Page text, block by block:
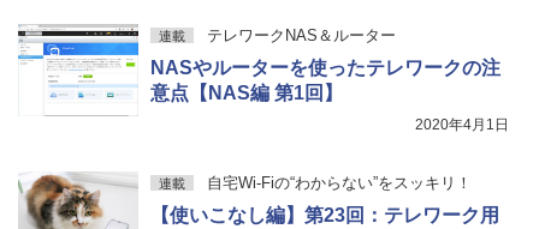
連載 テレワークNAS＆ルーター
NASやルーターを使ったテレワークの注
意点【NAS編 第1回】
2020年4月1日
連載 自宅Wi-Fiの“わからない”をスッキリ！
【使いこなし編】第23回：テレワーク用